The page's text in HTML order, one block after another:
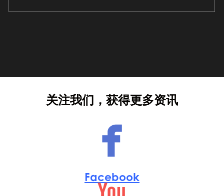
关注我们，获得更多资讯
Facebook